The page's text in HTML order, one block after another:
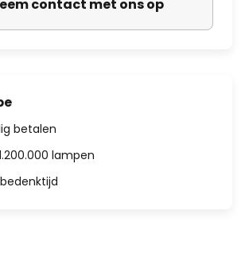
contact met ons op
betalen
lampen